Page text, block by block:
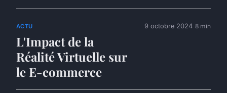
ACTU
L'Impact de la
Réalité Virtuelle sur
le E-commerce
9 octobre 2024 8 min